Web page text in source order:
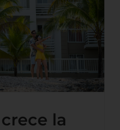
la demanda
en Panamá
la